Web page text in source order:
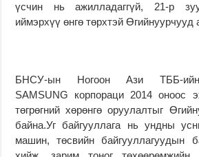
үсчин нь ажилладаггүй, 21-р
иймэрхүү өнгө төрхтэй Өгийнуурчууд
БНСУ-ын Ногоон Ази ТББ-ийн
SAMSUNG корпораци 2014 оноос
төгрөгний хөрөнгө оруулалтыг
байна.Уг байгууллага нь ундны
машин, төсвийн байгууллагуудын